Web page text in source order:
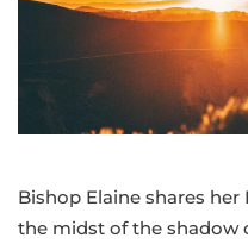
Bishop Elaine shares
the midst of the shadow